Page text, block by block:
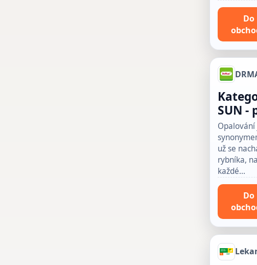
Do
SUN -
už se
rybníka,
každé…
Do